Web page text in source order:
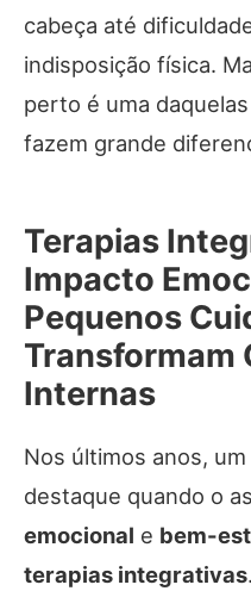
cabeça até
indisposição física.
perto é uma
fazem grande
Terapias
Impacto
Pequenos
Transformam
Internas
Nos últimos anos,
destaque quando o
emocional e bem-
terapias integrativas